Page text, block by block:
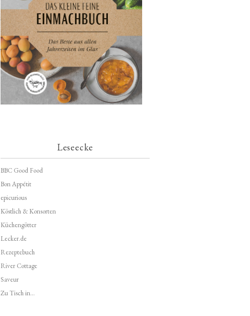
Leseecke
BBC Good Food
Bon Appétit
epicurious
Köstlich & Konsorten
Küchengötter
Lecker.de
Rezeptebuch
River Cottage
Saveur
Zu Tisch in...